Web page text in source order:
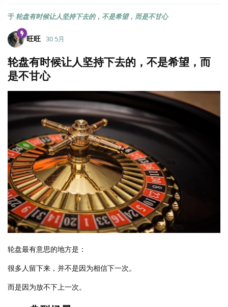
于轮盘有时候让人坚持下去的，不是希望，而是不甘心
旺旺 30 5月
轮盘有时候让人坚持下去的，不是希望，而
是不甘心
轮盘最有意思的地方是：
很多人留下来，并不是因为相信下一次。
而是因为放不下上一次。